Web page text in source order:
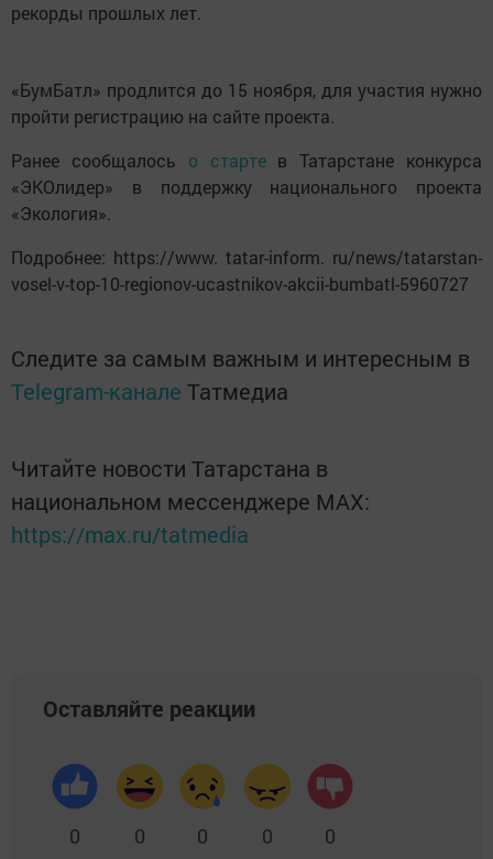
рекорды прошлых лет.
«БумБатл» продлится до 15 ноября, для участия нужно
пройти регистрацию на сайте проекта.
Ранее сообщалось о стартев Татарстане конкурса
«ЭКОлидер» в поддержку национального проекта
«Экология».
Подробнее: https://www. tatar-inform. ru/news/tatarstan-
vosel-v-top-10-regionov-ucastnikov-akcii-bumbatl-5960727
Следите за самым важным и интересным в
Telegram-канале Татмедиа
Читайте новости Татарстана в
национальном мессенджере MАХ:
https://max.ru/tatmedia
Оставляйте реакции
0 0 0 0 0